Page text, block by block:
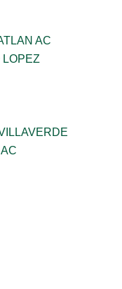
AC
LOPEZ